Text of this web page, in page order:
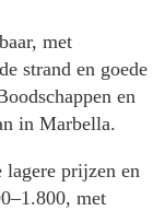
met
strand en goede
en
in Marbella.
lagere prijzen en
met